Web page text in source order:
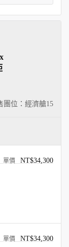
團位：經濟艙15
NT$34,300
NT$34,300